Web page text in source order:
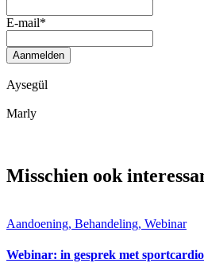
E-mail*
Aanmelden
Aysegül
Marly
Misschien ook
Aandoening, Behandeling, Webinar
Webinar: in gesprek met